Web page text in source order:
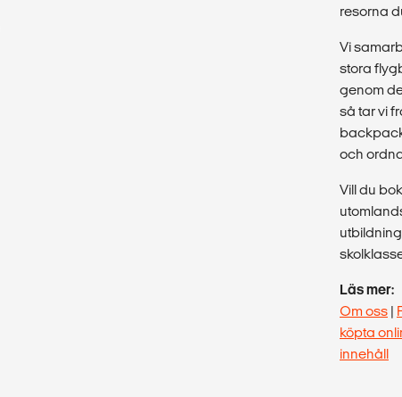
resorna
Vi
stora
genom
så tar vi
och
Vill du
Läs mer:
Om oss |
köpta
innehåll